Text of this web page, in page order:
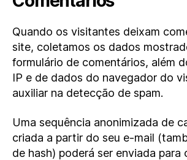
Quando os visitantes deixam
site, coletamos os dados
formulário de comentários, além
IP e de dados do navegador do
auxiliar na detecção de spam.
Uma sequência anonimizada de
criada a partir do seu e-mail
de hash) poderá ser enviada para